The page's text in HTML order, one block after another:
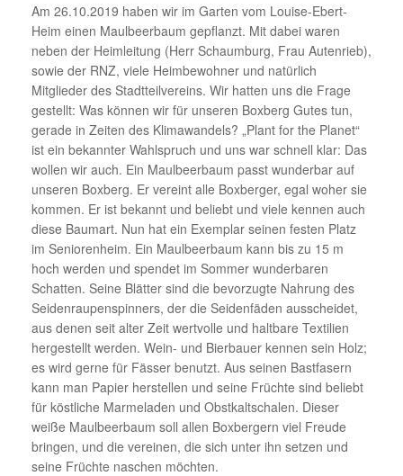
Am 26.10.2019 haben wir im Garten vom Louise-Ebert-
Heim einen Maulbeerbaum gepflanzt. Mit dabei waren
neben der Heimleitung (Herr Schaumburg, Frau Autenrieb),
sowie der RNZ, viele Heimbewohner und natürlich
Mitglieder des Stadtteilvereins. Wir hatten uns die Frage
gestellt: Was können wir für unseren Boxberg Gutes tun,
gerade in Zeiten des Klimawandels? „Plant for the Planet“
ist ein bekannter Wahlspruch und uns war schnell klar: Das
wollen wir auch. Ein Maulbeerbaum passt wunderbar auf
unseren Boxberg. Er vereint alle Boxberger, egal woher sie
kommen. Er ist bekannt und beliebt und viele kennen auch
diese Baumart. Nun hat ein Exemplar seinen festen Platz
im Seniorenheim. Ein Maulbeerbaum kann bis zu 15 m
hoch werden und spendet im Sommer wunderbaren
Schatten. Seine Blätter sind die bevorzugte Nahrung des
Seidenraupenspinners, der die Seidenfäden ausscheidet,
aus denen seit alter Zeit wertvolle und haltbare Textilien
hergestellt werden. Wein- und Bierbauer kennen sein Holz;
es wird gerne für Fässer benutzt. Aus seinen Bastfasern
kann man Papier herstellen und seine Früchte sind beliebt
für köstliche Marmeladen und Obstkaltschalen. Dieser
weiße Maulbeerbaum soll allen Boxbergern viel Freude
bringen, und die vereinen, die sich unter ihn setzen und
seine Früchte naschen möchten.